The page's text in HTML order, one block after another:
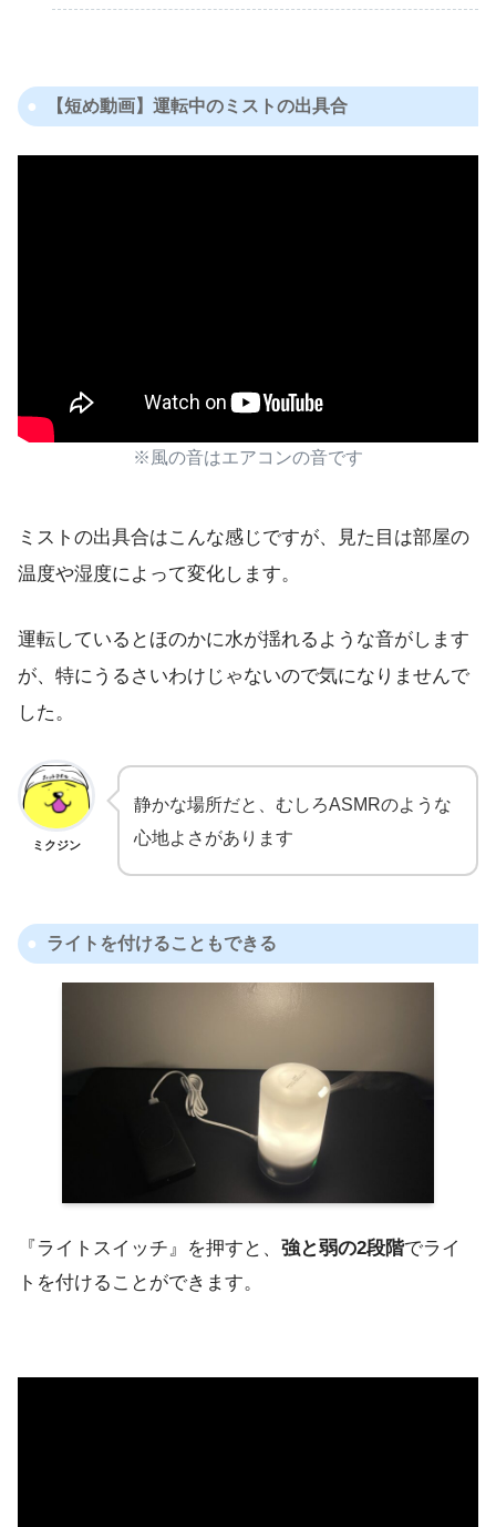
【短め動画】運転中のミストの出具合
※風の音はエアコンの音です
ミストの出具合はこんな感じですが、見た目は部屋の
温度や湿度によって変化します。
運転しているとほのかに水が揺れるような音がします
が、特にうるさいわけじゃないので気になりませんで
した。
ミクジン
静かな場所だと、むしろASMRのような
心地よさがあります
ライトを付けることもできる
『ライトスイッチ』を押すと、 強と弱の2段階でライ
トを付けることができます。